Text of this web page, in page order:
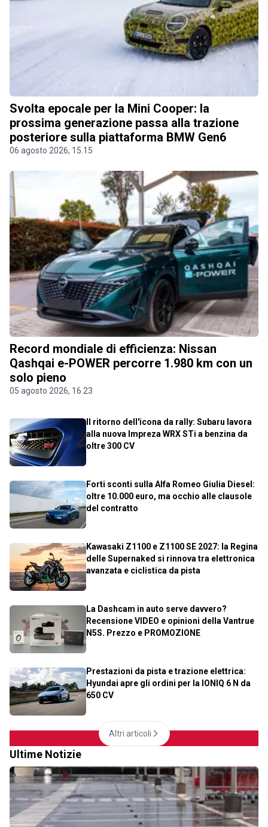
Svolta epocale per la Mini Cooper: la
prossima generazione passa alla trazione
posteriore sulla piattaforma BMW Gen6
06 agosto 2026, 15.15
Record mondiale di efficienza: Nissan
Qashqai e-POWER percorre 1.980 km con un
solo pieno
05 agosto 2026, 16.23
Il ritorno dell'icona da rally: Subaru lavora
alla nuova Impreza WRX STi a benzina da
oltre 300 CV
Forti sconti sulla Alfa Romeo Giulia Diesel:
oltre 10.000 euro, ma occhio alle clausole
del contratto
Kawasaki Z1100 e Z1100 SE 2027: la Regina
delle Supernaked si rinnova tra elettronica
avanzata e ciclistica da pista
La Dashcam in auto serve davvero?
Recensione VIDEO e opinioni della Vantrue
N5S. Prezzo e PROMOZIONE
Prestazioni da pista e trazione elettrica:
Hyundai apre gli ordini per la IONIQ 6 N da
650 CV
Altri articoli
Ultime Notizie